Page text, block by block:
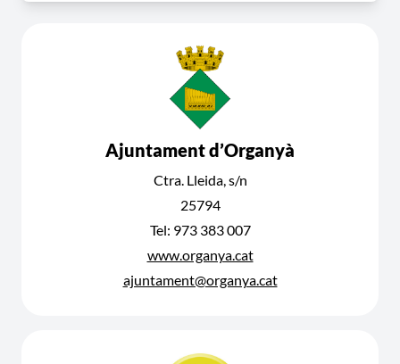
Ajuntament d’Organyà
Ctra. Lleida, s/n
25794
Tel: 973 383 007
www.organya.cat
ajuntament@organya.cat